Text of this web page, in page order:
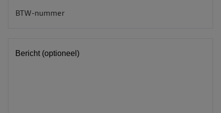
BTW-nummer
BE
Bericht (optioneel)